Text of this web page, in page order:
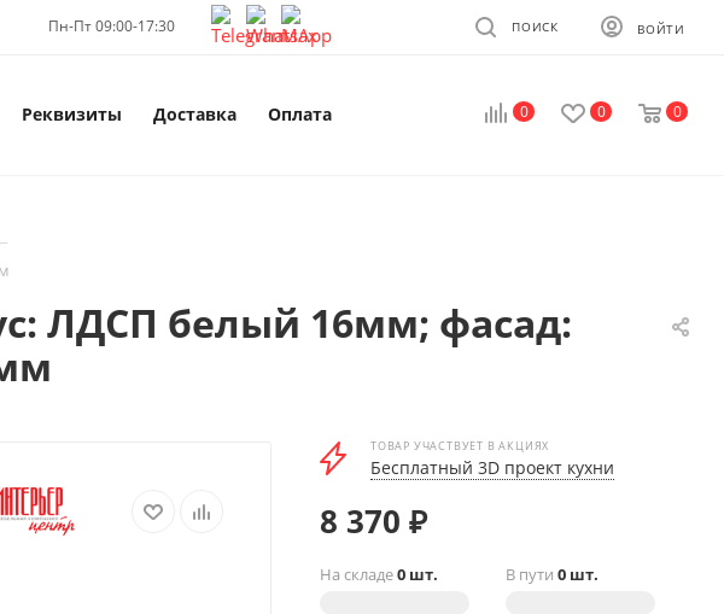
Пн-Пт 09:00-17:30 ВОЙТИ
ПОИСК
0 0 0
Реквизиты Доставка Оплата
ЛДСП белый 16мм; фасад:
ТОВАР УЧАСТВУЕТ В АКЦИЯХ
Бесплатный 3D проект кухни
8 370 ₽
На складе0 шт. В пути 0 шт.